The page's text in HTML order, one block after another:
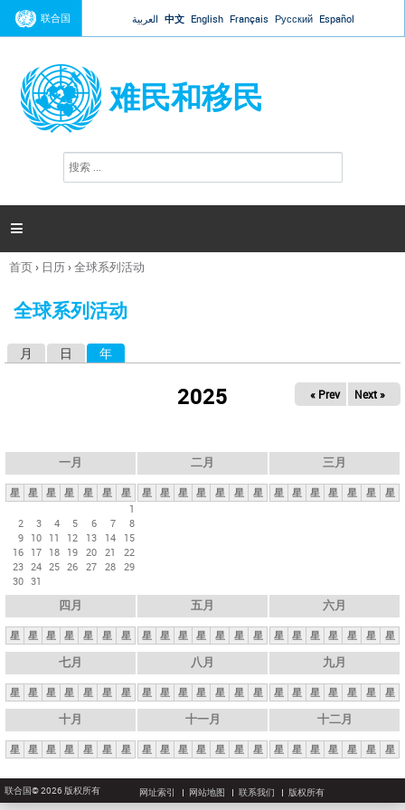
Jump to navigation
联合国 العربية 中文 English Français Русский Español
难民和移民
搜
索

你
这
首页› 日历›全球系列活动
全球系列活动
月 日 年
2025 « Prev Next »
一月
星 星 星 星 星 星
星
1
2
3 4 5 6 7
8
9 10 11 12 13 14
15
16 17 18 19 20 21
22
23 24 25 26 27 28 29
30 31
二月
星 星 星 星 星 星 星
三月
星 星 星 星 星 星 星
四月
星 星 星 星 星 星 星
五月
星 星 星 星 星 星 星
六月
星 星 星 星 星 星 星
七月
星 星 星 星 星 星 星
八月
星 星 星 星 星 星 星
九月
星 星 星 星 星 星 星
十月
星 星 星 星 星 星 星
十一月
星 星 星 星 星 星 星
十二月
星 星 星 星 星 星 星
联合国© 2026 版权所有 网址索引 网站地图 联系我们 版权所有